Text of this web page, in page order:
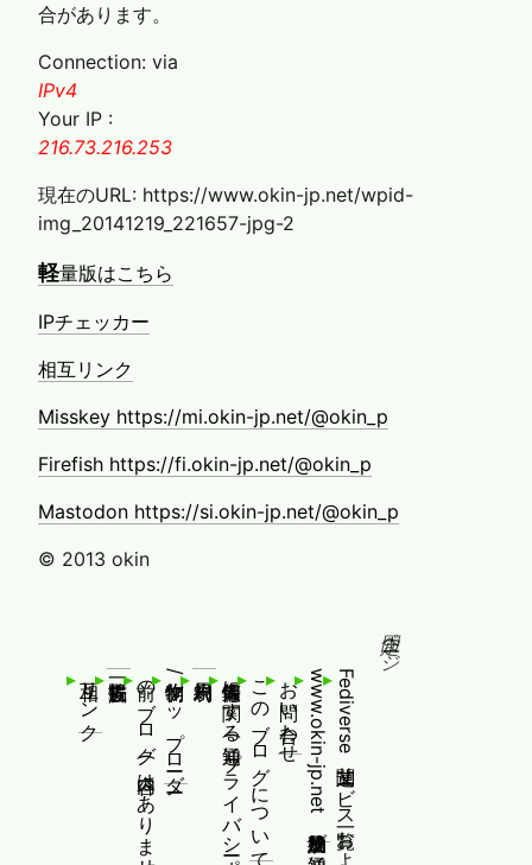
合があります。
Connection: via
IPv4
Your IP :
216.73.216.253
現在のURL: https://www.okin-jp.net/wpid-
img_20141219_221657-jpg-2
軽量版はこちら
IPチェッカー
相互リンク
Misskey https://mi.okin-jp.net/@okin_p
Firefish https://fi.okin-jp.net/@okin_p
Mastodon https://si.okin-jp.net/@okin_p
© 2013 okin
固定ページ
Fediverse関連サービス一覧および追加規約
www.okin-jp.net 追加規約及び通知
お問い合わせ
このブログについて
個人情報等に関する通知(プライバシーポリシー)
制作物/アップローダー
前のブログ(内容はありません！)
相互リンク